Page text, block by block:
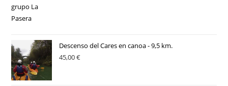
Descenso del Cares en canoa - 9,5 km.
45,00€